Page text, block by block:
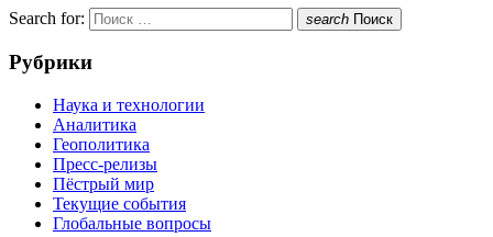
Search for: search Поиск
Рубрики
Наука и технологии
Аналитика
Геополитика
Пресс-релизы
Пёстрый мир
Текущие события
Глобальные вопросы